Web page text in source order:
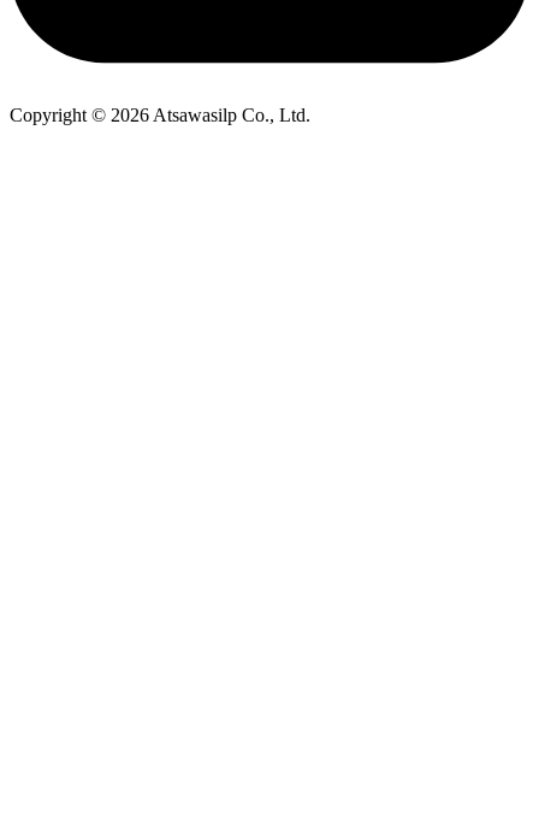
Copyright © 2026 Atsawasilp Co., Ltd.